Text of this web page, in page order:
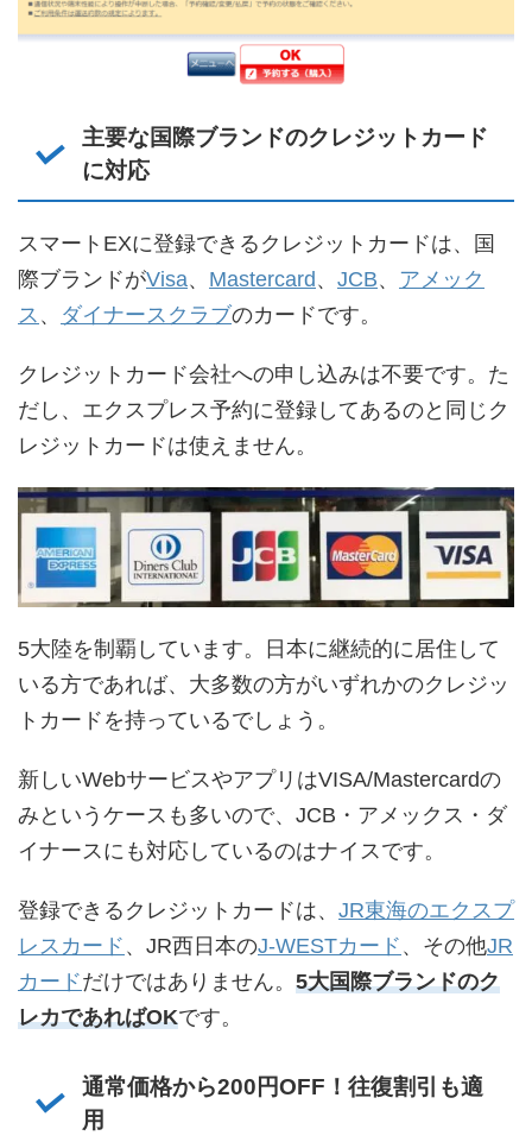
主要な国際ブランドのクレジットカード
に対応
スマートEXに登録できるクレジットカードは、国
際ブランドがVisa、 Mastercard 、 JCB、 アメック
ス 、 ダイナースクラブのカードです。
クレジットカード会社への申し込みは不要です。た
だし、エクスプレス予約に登録してあるのと同じク
レジットカードは使えません。
5大陸を制覇しています。日本に継続的に居住して
いる方であれば、大多数の方がいずれかのクレジッ
トカードを持っているでしょう。
新しいWebサービスやアプリはVISA/Mastercardの
みというケースも多いので、JCB・アメックス・ダ
イナースにも対応しているのはナイスです。
登録できるクレジットカードは、 JR東海のエクスプ
レスカード 、JR西日本のJ-WESTカード 、その他JR
カードだけではありません。 5大国際ブランドのク
レカであればOKです。
通常価格から200円OFF！往復割引も適
用